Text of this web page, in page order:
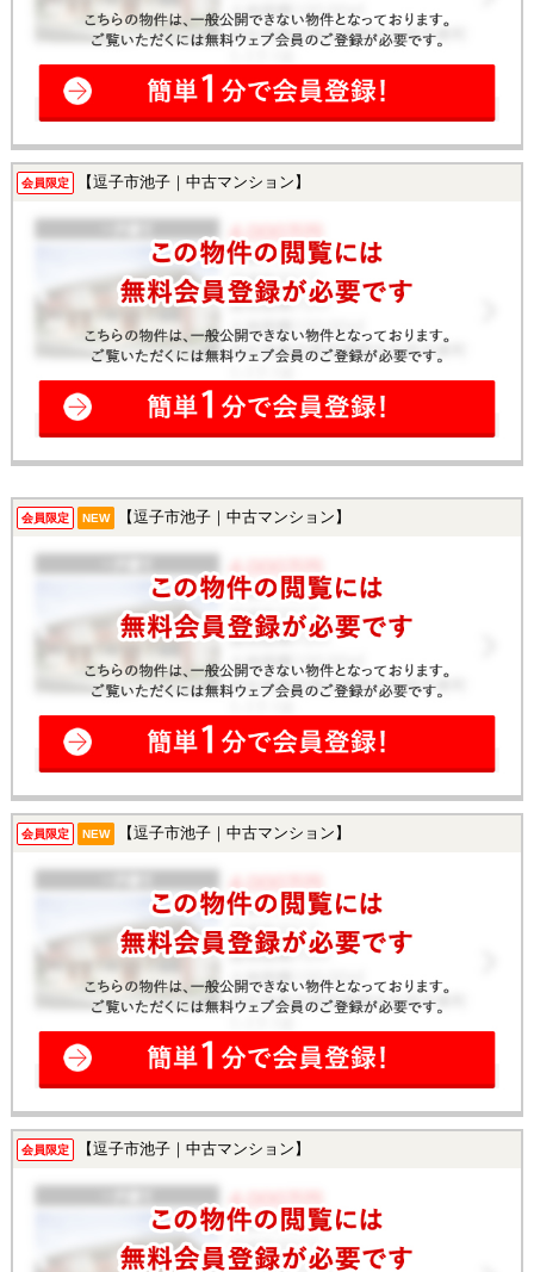
会員限定 【逗子市池子｜中古マンション】
会員限定 NEW 【逗子市池子｜中古マンション】
会員限定 NEW 【逗子市池子｜中古マンション】
会員限定 【逗子市池子｜中古マンション】